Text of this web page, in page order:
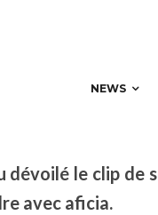
NEWS
le clip de
avec aficia.